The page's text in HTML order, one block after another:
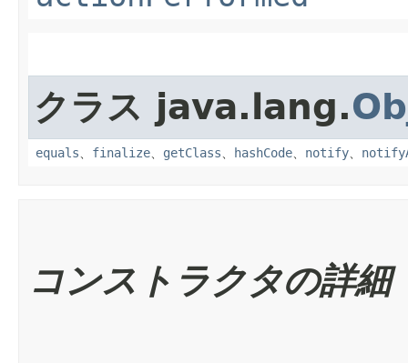
クラス java.lang.
equals、 finalize、 getClass、 hashCode、 notify、
コンストラクタの詳細